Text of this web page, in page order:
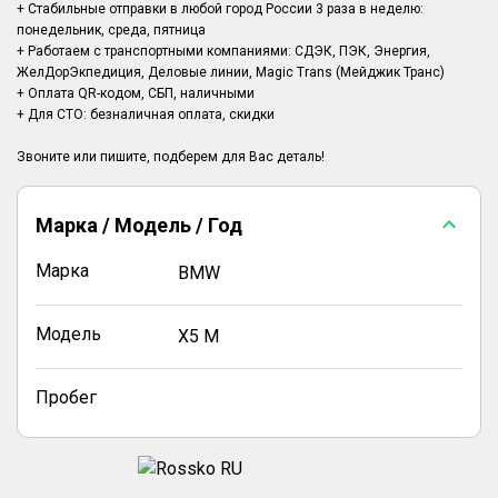
+ Стабильные отправки в любой город России 3 раза в неделю:
понедельник, среда, пятница
+ Работаем с транспортными компаниями: СДЭК, ПЭК, Энергия,
ЖелДорЭкпедиция, Деловые линии, Magic Trans (Мейджик Транс)
+ Оплата QR-кодом, СБП, наличными
+ Для СТО: безналичная оплата, скидки
Марка / Модель / Год
Марка BMW
Модель X5 M
Пробег